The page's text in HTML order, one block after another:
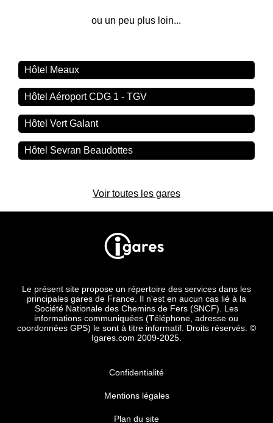
ou un peu plus loin...
Hôtel Meaux
Hôtel Aéroport CDG 1 - TGV
Hôtel Vert Galant
Hôtel Sevran Beaudottes
Voir toutes les gares
Le présent site propose un répertoire des services dans les
principales gares de France. Il n'est en aucun cas lié à la
Société Nationale des Chemins de Fers (SNCF). Les
informations communiquées (Téléphone, adresse ou
coordonnées GPS) le sont à titre informatif. Droits réservés. ©
Igares.com 2009-2025.
Confidentialité
Mentions légales
Plan du site